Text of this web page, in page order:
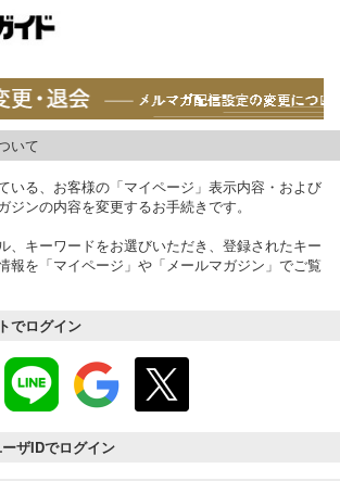
いて
いる、お客様の「マイページ」表示内容・および
ジンの内容を変更するお手続きです。
、キーワードをお選びいただき、登録されたキー
報を「マイページ」や「メールマガジン」でご覧
でログイン
ザIDでログイン